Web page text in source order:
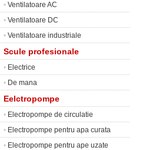
• Ventilatoare AC
• Ventilatoare DC
• Ventilatoare industriale
Scule profesionale
• Electrice
• De mana
Eelctropompe
• Electropompe de circulatie
• Electropompe pentru apa curata
• Electropompe pentru ape uzate